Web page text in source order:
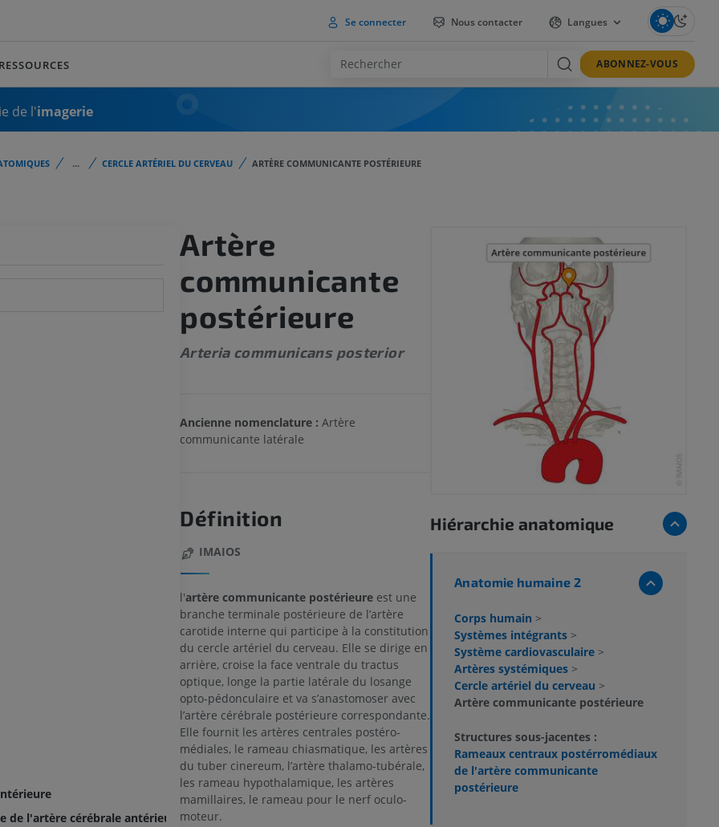
Se connecter Nous contacter Langues
RESSOURCES ABONNEZ-VOUS
de l'imagerie
... CERCLE ARTÉRIEL DU CERVEAU ARTÈRE COMMUNICANTE POSTÉRIEURE
de l'artère cérébrale antérieure
Artère
communicante
postérieure
Arteria communicans posterior
Ancienne nomenclature : Artère
communicante latérale
Définition
IMAIOS
l'artère communicante postérieure est une
branche terminale postérieure de l’artère
carotide interne qui participe à la constitution
du cercle artériel du cerveau. Elle se dirige en
arrière, croise la face ventrale du tractus
optique, longe la partie latérale du losange
opto-pédonculaire et va s’anastomoser avec
l’artère cérébrale postérieure correspondante.
Elle fournit les artères centrales postéro-
médiales, le rameau chiasmatique, les artères
du tuber cinereum, l’artère thalamo-tubérale,
les rameau hypothalamique, les artères
mamillaires, le rameau pour le nerf oculo-
moteur.
Hiérarchie anatomique
Anatomie humaine 2
Corps humain >
Systèmes intégrants >
Système cardiovasculaire >
Artères systémiques >
Cercle artériel du cerveau >
Artère communicante postérieure
Structures sous-jacentes :
Rameaux centraux postérromédiaux
de l'artère communicante
postérieure